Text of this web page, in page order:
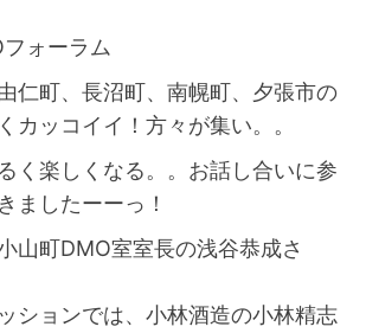
ォーラム
仁町、長沼町、南幌町、夕張市の
カッコイイ！方々が集い。。
く楽しくなる。。お話し合いに参
ましたーーっ！
山町DMO室室長の浅谷恭成さ
ションでは、小林酒造の小林精志